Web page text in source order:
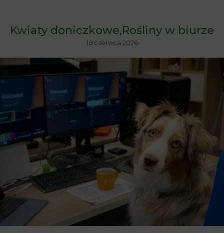
Kwiaty doniczkowe Rośliny w biurze
18 czerwca 2026